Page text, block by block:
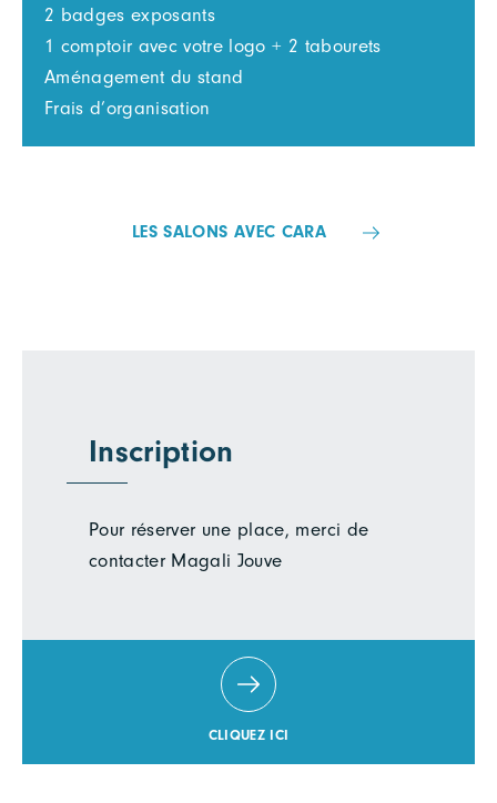
2 badges exposants
1 comptoir avec votre logo + 2 tabourets
Aménagement du stand
Frais d’organisation
LES SALONS AVEC CARA
Inscription
Pour réserver une place, merci de
contacter Magali Jouve
CLIQUEZ ICI